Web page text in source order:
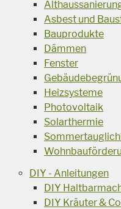
Asbest und
Bauprodukte
Dämmen
Fenster
Heizsysteme
Photovoltaik
Solarthermie
DIY - Anleitungen
DIY
DIY Kräuter &